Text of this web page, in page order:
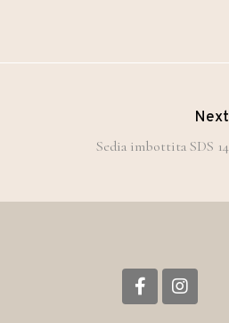
Next
Sedia imbottita SDS 14